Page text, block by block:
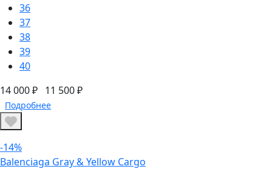
36
37
38
39
40
14 000 ₽ 11 500 ₽
Подробнее
-14%
Balenciaga Gray & Yellow Cargo